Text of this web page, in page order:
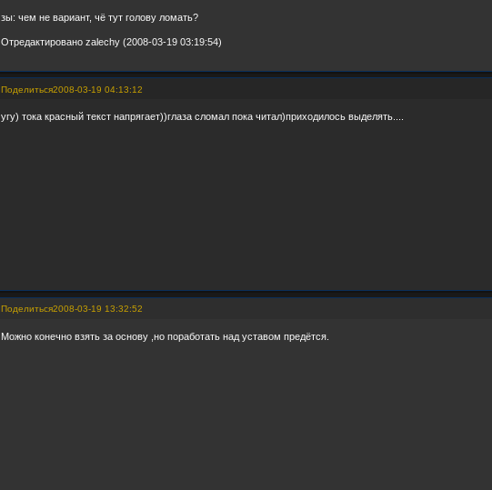
зы: чем не вариант, чё тут голову ломать?
Отредактировано zalechy (2008-03-19 03:19:54)
Поделиться2008-03-19 04:13:12
угу) тока красный текст напрягает))глаза сломал пока читал)приходилось выделять....
Поделиться2008-03-19 13:32:52
Можно конечно взять за основу ,но поработать над уставом предётся.